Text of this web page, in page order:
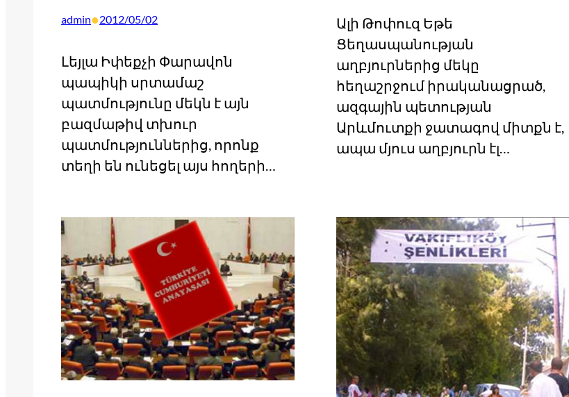
admin•2012/05/02
Լեյլա Իփեքչի Փարավոն
պապիկի սրտամաշ
պատմությունը մեկն է այն
բազմաթիվ տխուր
պատմություններից, որոնք
տեղի են ունեցել այս հողերի…
Ալի Թոփուզ Եթե
Ցեղասպանության
աղբյուրներից մեկը
հեղաշրջում իրականացրած,
ազգային պետության
Արևմուտքի ջատագով միտքն է,
ապա մյուս աղբյուրն էլ…